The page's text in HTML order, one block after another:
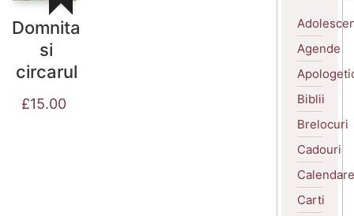
Domnita
si
circarul
£15.00
Agende
Biblii
Brelocuri
Cadouri
Calendare
Carti